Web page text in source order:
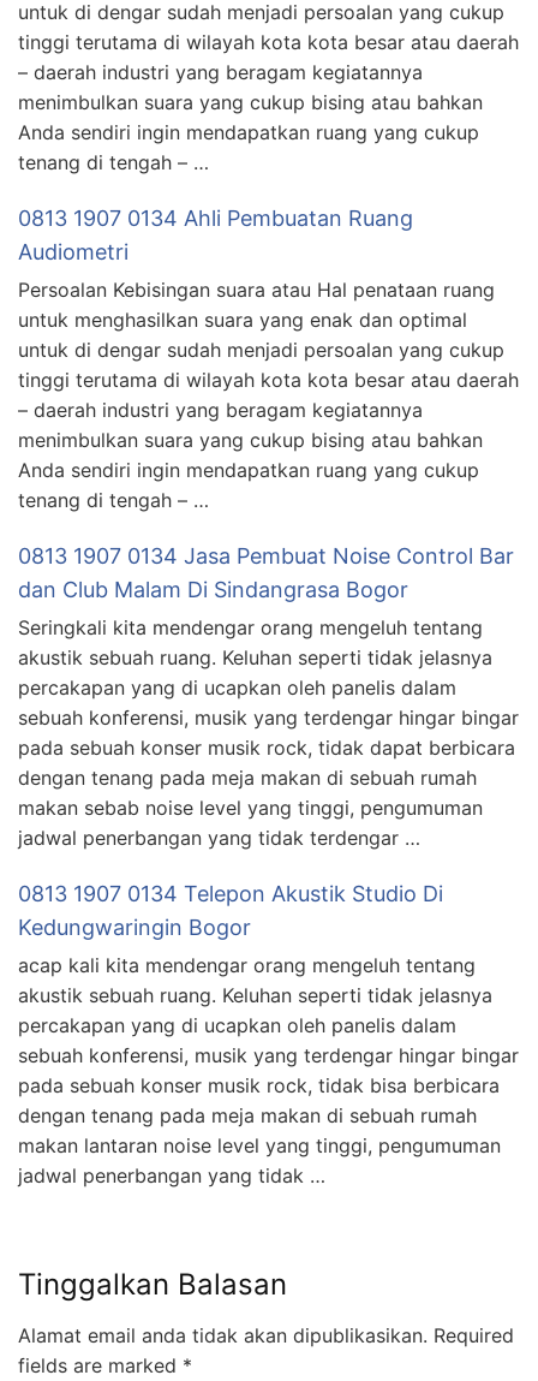
untuk di dengar sudah menjadi persoalan yang cukup
tinggi terutama di wilayah kota kota besar atau daerah
– daerah industri yang beragam kegiatannya
menimbulkan suara yang cukup bising atau bahkan
Anda sendiri ingin mendapatkan ruang yang cukup
tenang di tengah – …
0813 1907 0134 Ahli Pembuatan Ruang
Audiometri
Persoalan Kebisingan suara atau Hal penataan ruang
untuk menghasilkan suara yang enak dan optimal
untuk di dengar sudah menjadi persoalan yang cukup
tinggi terutama di wilayah kota kota besar atau daerah
– daerah industri yang beragam kegiatannya
menimbulkan suara yang cukup bising atau bahkan
Anda sendiri ingin mendapatkan ruang yang cukup
tenang di tengah – …
0813 1907 0134 Jasa Pembuat Noise Control Bar
dan Club Malam Di Sindangrasa Bogor
Seringkali kita mendengar orang mengeluh tentang
akustik sebuah ruang. Keluhan seperti tidak jelasnya
percakapan yang di ucapkan oleh panelis dalam
sebuah konferensi, musik yang terdengar hingar bingar
pada sebuah konser musik rock, tidak dapat berbicara
dengan tenang pada meja makan di sebuah rumah
makan sebab noise level yang tinggi, pengumuman
jadwal penerbangan yang tidak terdengar …
0813 1907 0134 Telepon Akustik Studio Di
Kedungwaringin Bogor
acap kali kita mendengar orang mengeluh tentang
akustik sebuah ruang. Keluhan seperti tidak jelasnya
percakapan yang di ucapkan oleh panelis dalam
sebuah konferensi, musik yang terdengar hingar bingar
pada sebuah konser musik rock, tidak bisa berbicara
dengan tenang pada meja makan di sebuah rumah
makan lantaran noise level yang tinggi, pengumuman
jadwal penerbangan yang tidak …
Tinggalkan Balasan
Alamat email anda tidak akan dipublikasikan. Required
fields are marked *